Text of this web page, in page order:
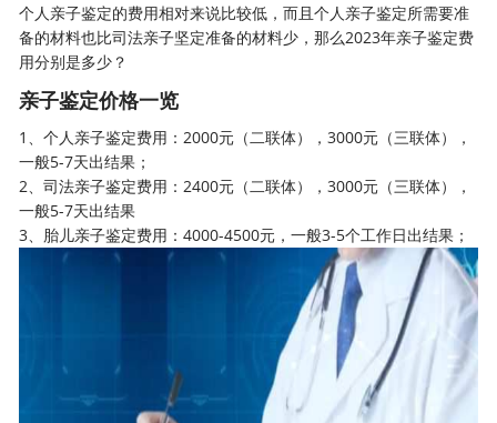
个人亲子鉴定的费用相对来说比较低，而且个人亲子鉴定所需要准
备的材料也比司法亲子坚定准备的材料少，那么2023年亲子鉴定费
用分别是多少？
亲子鉴定价格一览
1、个人亲子鉴定费用 ：2000元（二联体），3000元（三联体），
一般5-7天出结果；
2、司法亲子鉴定费用：2400元（二联体），3000元（三联体），
一般5-7天出结果
3、胎儿亲子鉴定费用：4000-4500元，一般3-5个工作日出结果；